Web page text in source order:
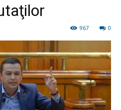
0
967